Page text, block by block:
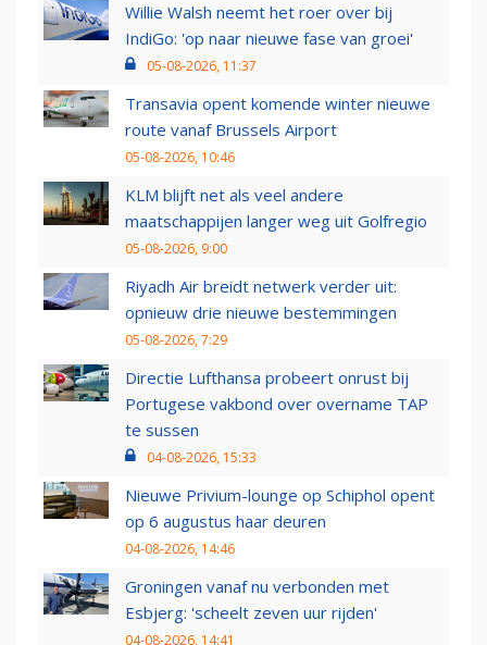
Willie Walsh neemt het roer over bij
IndiGo: 'op naar nieuwe fase van groei'
05-08-2026, 11:37
Transavia opent komende winter nieuwe
route vanaf Brussels Airport
05-08-2026, 10:46
KLM blijft net als veel andere
maatschappijen langer weg uit Golfregio
05-08-2026, 9:00
Riyadh Air breidt netwerk verder uit:
opnieuw drie nieuwe bestemmingen
05-08-2026, 7:29
Directie Lufthansa probeert onrust bij
Portugese vakbond over overname TAP
te sussen
04-08-2026, 15:33
Nieuwe Privium-lounge op Schiphol opent
op 6 augustus haar deuren
04-08-2026, 14:46
Groningen vanaf nu verbonden met
Esbjerg: 'scheelt zeven uur rijden'
04-08-2026, 14:41